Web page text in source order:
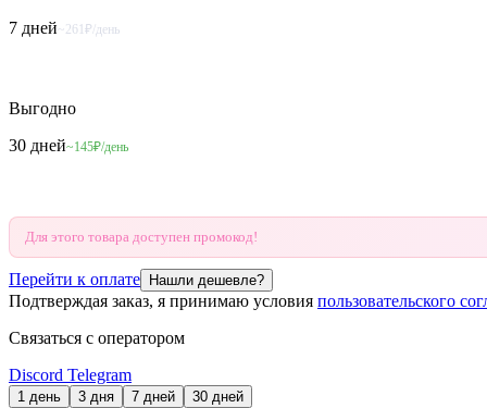
7 дней~261₽/день
Выгодно
30 дней~145₽/день
Для этого товара доступен промокод!
Перейти к оплате Нашли дешевле?
Подтверждая заказ, я принимаю условия пользовательского
Связаться с оператором
Discord Telegram
1 день 3 дня 7 дней
30 дней